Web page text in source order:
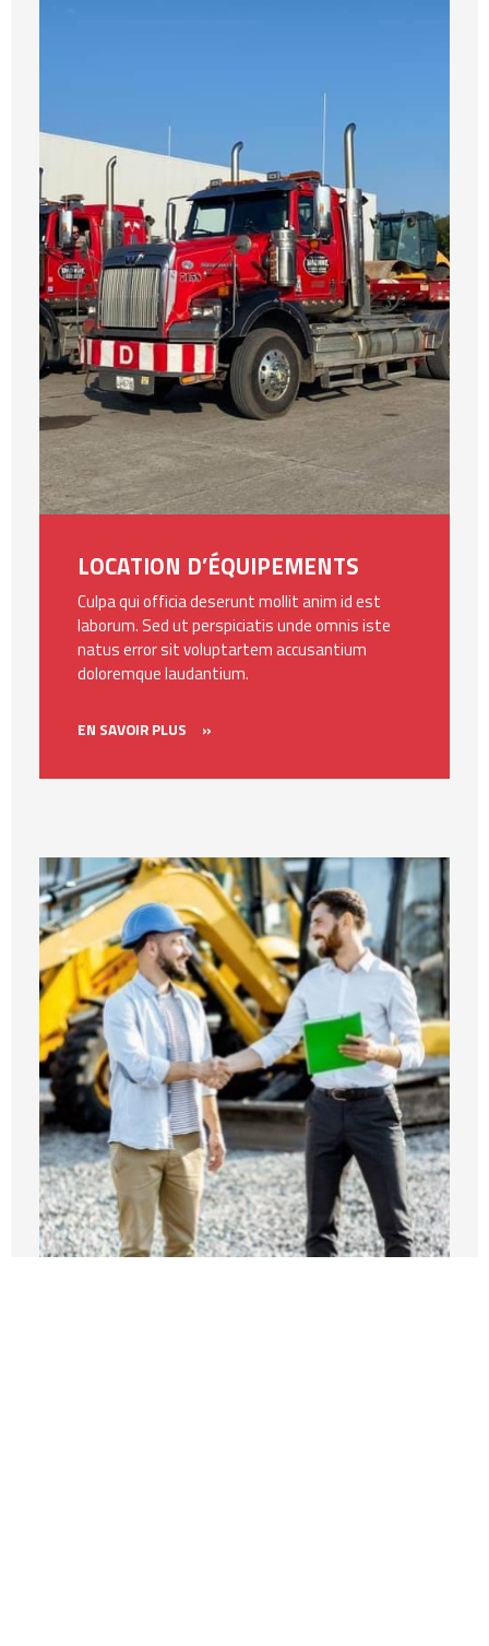
LOCATION D’ÉQUIPEMENTS
Culpa qui officia deserunt mollit anim id est
laborum. Sed ut perspiciatis unde omnis iste
natus error sit voluptartem accusantium
doloremque laudantium.
EN SAVOIR PLUS »